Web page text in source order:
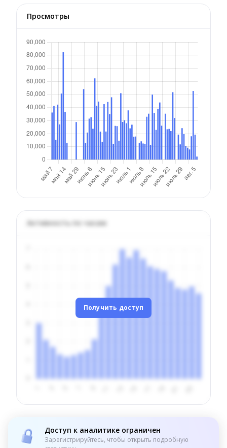
Просмотры
Активность по часам
Получить доступ
Доступ к аналитике ограничен
Зарегистрируйтесь, чтобы открыть подробную